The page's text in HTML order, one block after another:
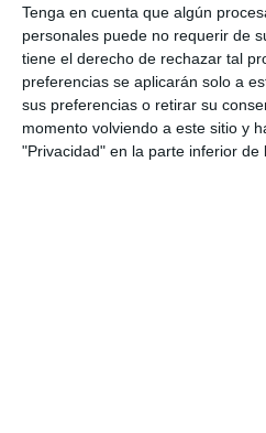
Tenga en cuenta que algún
personales puede no requerir de
tiene el derecho de rechazar tal
preferencias se aplicarán solo a
sus preferencias o retirar su
momento volviendo a este sitio y
"Privacidad" en la parte inferior de
Cs Mijas
gobierno
Consejo
PARTIDOS
La